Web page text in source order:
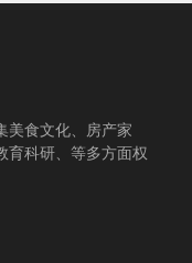
美食文化、房产家
育科研、等多方面权